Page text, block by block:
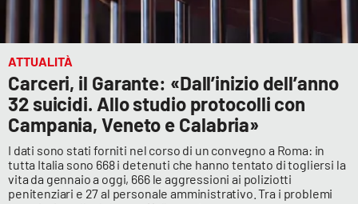
ATTUALITÀ
Carceri, il Garante: «Dall’inizio dell’anno
32 suicidi. Allo studio protocolli con
Campania, Veneto e Calabria»
I dati sono stati forniti nel corso di un convegno a Roma: in
tutta Italia sono 668 i detenuti che hanno tentato di togliersi la
vita da gennaio a oggi, 666 le aggressioni ai poliziotti
penitenziari e 27 al personale amministrativo. Tra i problemi